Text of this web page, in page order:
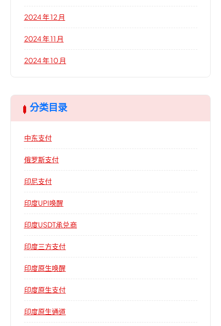
2024 年 12 月
2024 年 11 月
2024 年 10 月
分类目录
中东支付
俄罗斯支付
印尼支付
印度UPI唤醒
印度USDT承兑商
印度三方支付
印度原生唤醒
印度原生支付
印度原生通道